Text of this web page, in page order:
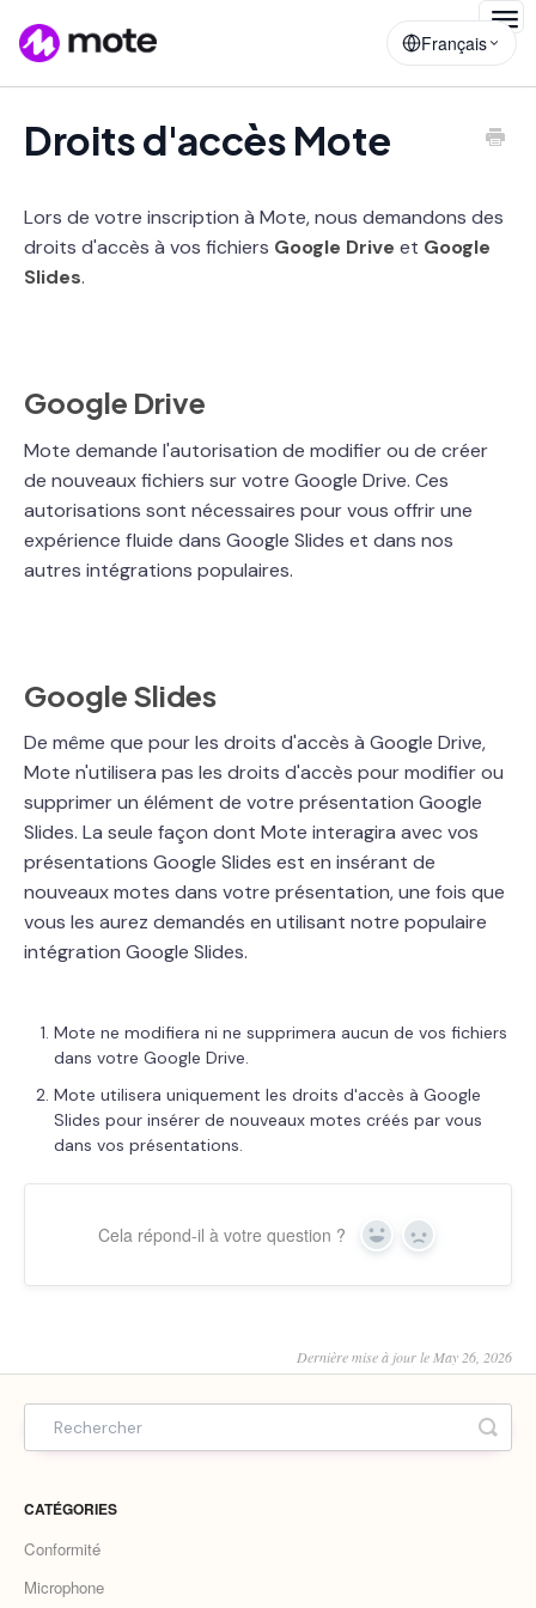
Français
Droits d'accès Mote
Lors de votre inscription à Mote, nous demandons des
droits d'accès à vos fichiers Google Drive et Google
Slides.
Google Drive
Mote demande l'autorisation de modifier ou de créer
de nouveaux fichiers sur votre Google Drive. Ces
autorisations sont nécessaires pour vous offrir une
expérience fluide dans Google Slides et dans nos
autres intégrations populaires.
Google Slides
De même que pour les droits d'accès à Google Drive,
Mote n'utilisera pas les droits d'accès pour modifier ou
supprimer un élément de votre présentation Google
Slides. La seule façon dont Mote interagira avec vos
présentations Google Slides est en insérant de
nouveaux motes dans votre présentation, une fois que
vous les aurez demandés en utilisant notre populaire
intégration Google Slides.
Mote ne modifiera ni ne supprimera aucun de vos fichiers
dans votre Google Drive.
Mote utilisera uniquement les droits d'accès à Google
Slides pour insérer de nouveaux motes créés par vous
dans vos présentations.
Cela répond-il à votre question ? Yes No
Dernière mise à jour le May 26, 2026
CATÉGORIES
Conformité
Microphone